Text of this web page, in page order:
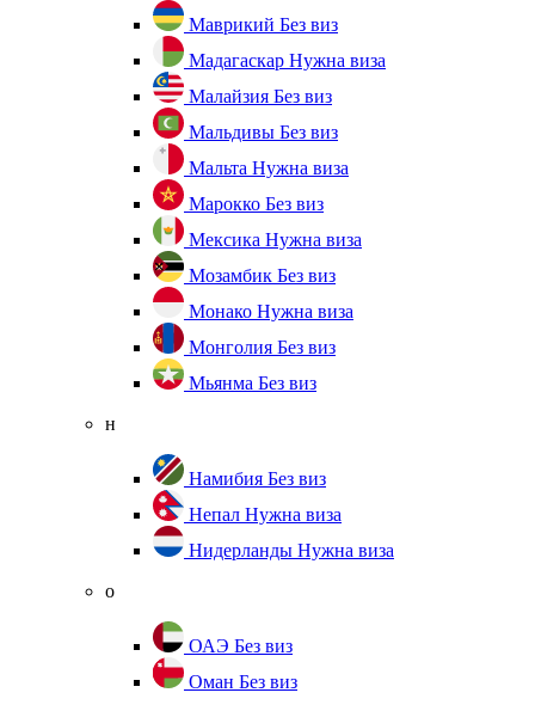
Маврикий Без виз
Мадагаскар Нужна виза
Малайзия Без виз
Мальдивы Без виз
Мальта Нужна виза
Марокко Без виз
Мексика Нужна виза
Мозамбик Без виз
Монако Нужна виза
Монголия Без виз
Мьянма Без виз
н
Намибия Без виз
Непал Нужна виза
Нидерланды Нужна виза
о
ОАЭ Без виз
Оман Без виз